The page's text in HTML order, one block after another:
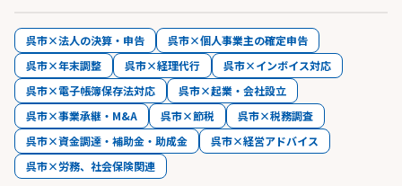
呉市×法人の決算・申告
呉市×個人事業主の確定申告
呉市×年末調整
呉市×経理代行
呉市×インボイス対応
呉市×電子帳簿保存法対応
呉市×起業・会社設立
呉市×事業承継・M&A
呉市×節税
呉市×税務調査
呉市×資金調達・補助金・助成金
呉市×経営アドバイス
呉市×労務、社会保険関連